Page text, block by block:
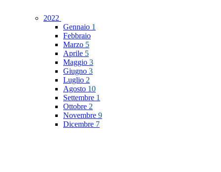
2022
Gennaio 1
Febbraio
Marzo 5
Aprile 5
Maggio 3
Giugno 3
Luglio 2
Agosto 10
Settembre 1
Ottobre 2
Novembre 9
Dicembre 7